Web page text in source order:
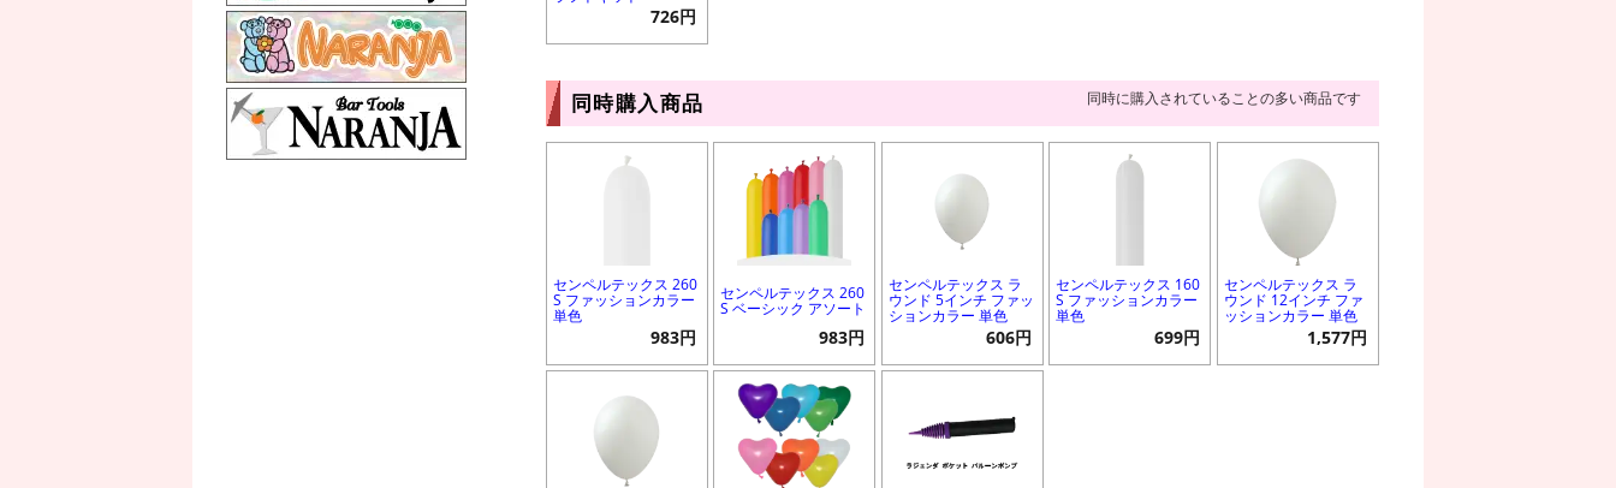
726円
同時購入商品 同時に購入されていることの多い商品です
センペルテックス 260
S ファッションカラー
単色
983円
センペルテックス 260
S ベーシック アソート
983円
センペルテックス ラ
ウンド 5インチ ファッ
ションカラー 単色
606円
センペルテックス 160
S ファッションカラー
単色
699円
センペルテックス ラ
ウンド 12インチ ファ
ッションカラー 単色
1,577円